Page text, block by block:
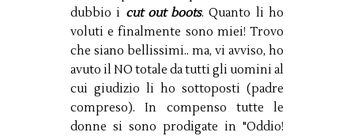
dubbio i cut out boots. Quanto li ho
voluti e finalmente sono miei! Trovo
che siano bellissimi.. ma, vi avviso, ho
avuto il NO totale da tutti gli uomini al
cui giudizio li ho sottoposti (padre
compreso). In compenso tutte le
donne si sono prodigate in "Oddio!